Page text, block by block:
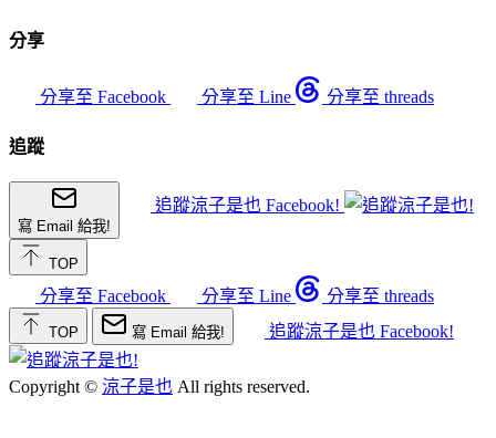
分享
分享至 Facebook 分享至 Line 分享至 threads
追蹤
寫 Email 給我!
追蹤涼子是也 Facebook!
TOP
分享至 Facebook 分享至 Line 分享至 threads
TOP 寫 Email 給我! 追蹤涼子是也 Facebook!
Copyright © 涼子是也 All rights reserved.